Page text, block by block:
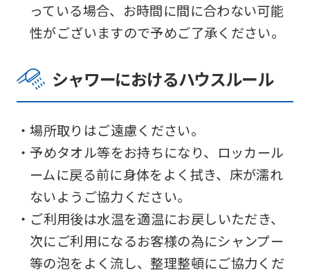
っている場合、お時間に間に合わない可能
性がございますので予めご了承ください。
シャワーにおけるハウスルール
・場所取りはご遠慮ください。
・予めタオル等をお持ちになり、ロッカール
ームに戻る前に身体をよく拭き、床が濡れ
ないようご協力ください。
・ご利用後は水温を適温にお戻しいただき、
次にご利用になるお客様の為にシャンプー
等の泡をよく流し、整理整頓にご協力くだ